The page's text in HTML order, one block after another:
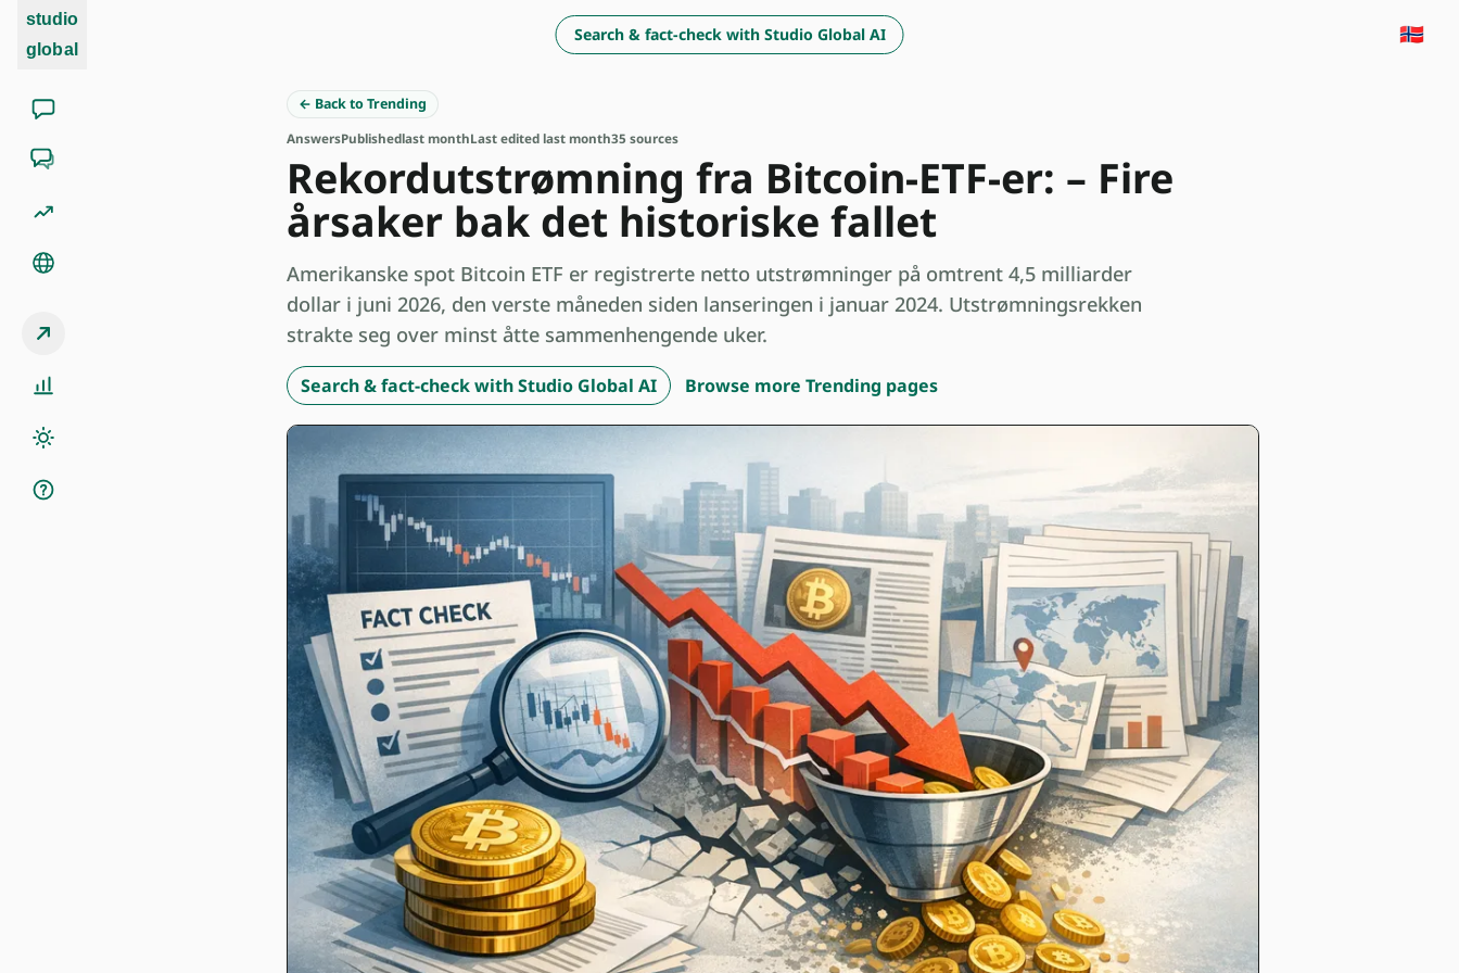
studio
global
Search & fact-check with Studio Global AI 🇳🇴
← Back to Trending
AnswersPublishedlast monthLast edited last month35 sources
Rekordutstrømning fra Bitcoin-ETF-er: – Fire
årsaker bak det historiske fallet
Amerikanske spot Bitcoin ETF er registrerte netto utstrømninger på omtrent 4,5 milliarder
dollar i juni 2026, den verste måneden siden lanseringen i januar 2024. Utstrømningsrekken
strakte seg over minst åtte sammenhengende uker.
Search & fact-check with Studio Global AI Browse more Trending pages